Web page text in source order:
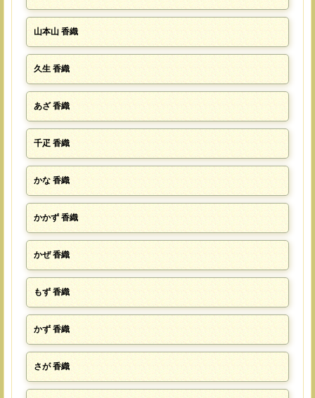
山本山 香織
久生 香織
あざ 香織
千疋 香織
かな 香織
かかず 香織
かぜ 香織
もず 香織
かず 香織
さが 香織